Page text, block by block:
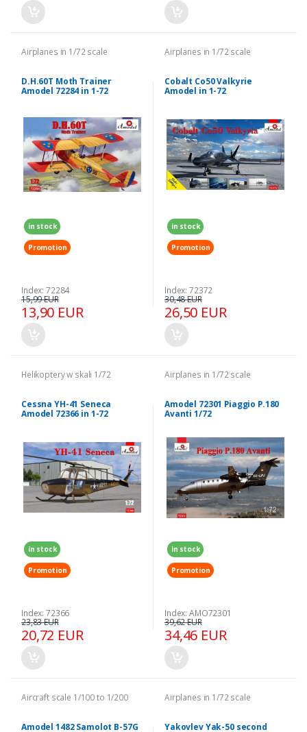
Airplanes in 1/72 scale
D.H.60T Moth Trainer
Amodel 72284 in 1-72
in stock
Promotion
Index: 72284
13,90 EUR
15,99 EUR
Airplanes in 1/72 scale
Cobalt Co50 Valkyrie
Amodel in 1-72
in stock
Promotion
Index: 72372
26,50 EUR
30,48 EUR
Helikoptery w skali 1/72
Cessna YH-41 Seneca
Amodel 72366 in 1-72
in stock
Promotion
Index: 72366
20,72 EUR
23,83 EUR
Airplanes in 1/72 scale
Amodel 72301 Piaggio P.180
Avanti 1/72
in stock
Promotion
Index: AMO72301
34,46 EUR
39,62 EUR
Aircraft scale 1/100 to 1/200
Amodel 1482 Samolot B-57G
Airplanes in 1/72 scale
Yakovlev Yak-50 second